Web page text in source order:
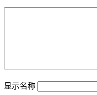
显示名称